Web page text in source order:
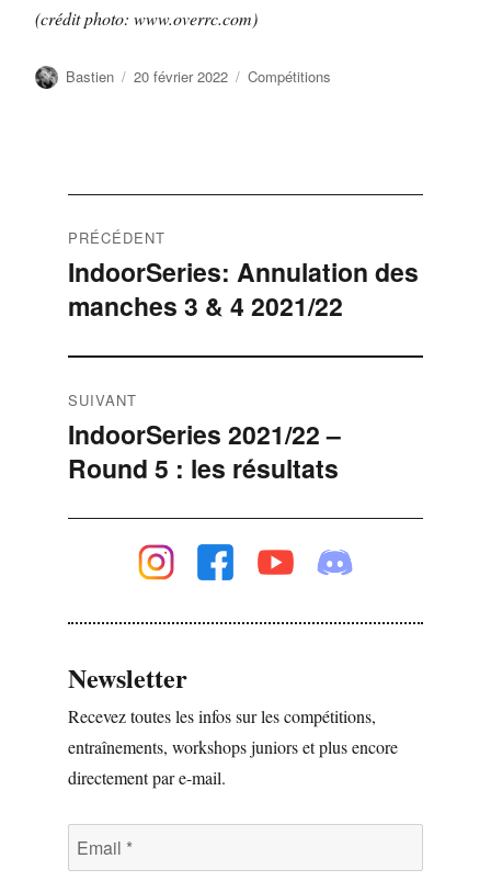
(crédit photo: www.overrc.com)
Auteur
Bastien
Publié
20 février 2022 Catégories
Compétitions
de
l’article
PRÉCÉDENT
Publication
précédente :
IndoorSeries: Annulation des
manches 3 & 4 2021/22
SUIVANT
Publication
suivante :
IndoorSeries 2021/22 –
Round 5 : les résultats
Newsletter
Recevez toutes les infos sur les compétitions,
entraînements, workshops juniors et plus encore
directement par e-mail.